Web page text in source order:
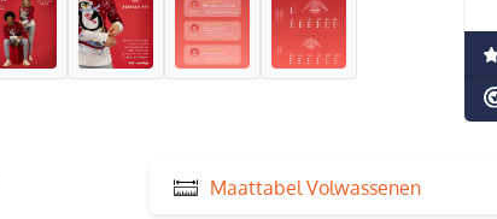
Maattabel Volwassenen